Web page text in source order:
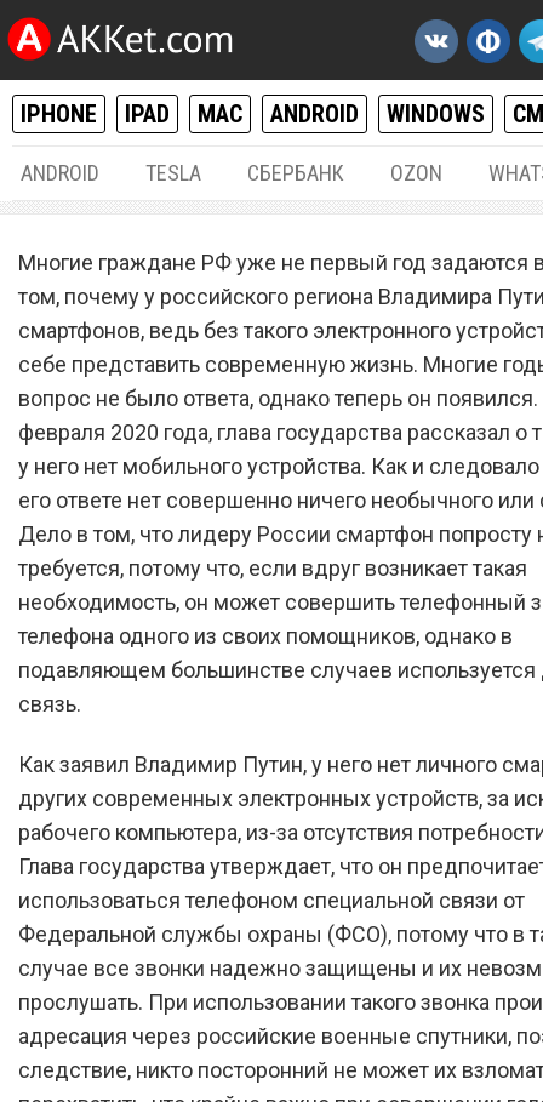
IPHONE IPAD MAC ANDROID WINDOWS
ANDROID TESLA СБЕРБАНК OZON
Владимир Путин
почему у него нет
Многие граждане РФ уже не первый год задаются
том, почему у российского региона Владимира
смартфонов, ведь без такого электронного
себе представить современную жизнь. Многие
вопрос не было ответа, однако теперь он
февраля 2020 года, глава государства рассказал о
у него нет мобильного устройства. Как и
его ответе нет совершенно ничего необычного или
Дело в том, что лидеру России смартфон попросту
требуется, потому что, если вдруг возникает такая
необходимость, он может совершить телефонный
телефона одного из своих помощников, однако в
подавляющем большинстве случаев используется
связь.
Как заявил Владимир Путин, у него нет личного
других современных электронных устройств, за
рабочего компьютера, из-за отсутствия
Глава государства утверждает, что он
использоваться телефоном специальной связи от
Федеральной службы охраны (ФСО), потому что в
случае все звонки надежно защищены и их
прослушать. При использовании такого звонка
адресация через российские военные спутники,
следствие, никто посторонний не может их